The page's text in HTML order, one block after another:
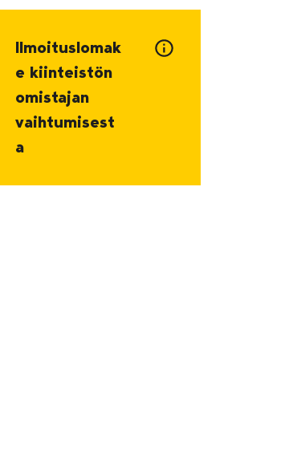
Ilmoituslomak
e kiinteistön
omistajan
vaihtumisest
a